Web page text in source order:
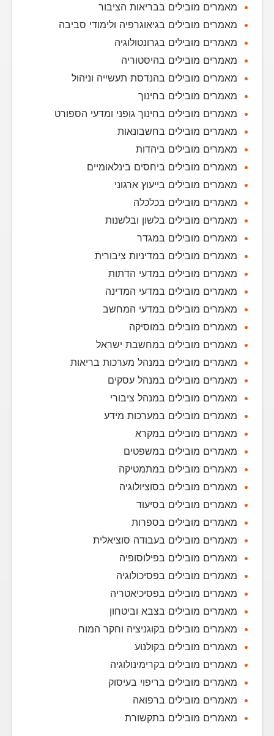
מאמרים מובילים בבריאות הציבור
מאמרים מובילים בגיאוגרפיה ולימודי סביבה
מאמרים מובילים בגרונטולוגיה
מאמרים מובילים בהיסטוריה
מאמרים מובילים בהנדסת תעשייה וניהול
מאמרים מובילים בחינוך
מאמרים מובילים בחינוך גופני ומדעי הספורט
מאמרים מובילים בחשבונאות
מאמרים מובילים ביהדות
מאמרים מובילים ביחסים בינלאומיים
מאמרים מובילים בייעוץ ארגוני
מאמרים מובילים בכלכלה
מאמרים מובילים בלשון ובלשנות
מאמרים מובילים במגדר
מאמרים מובילים במדיניות ציבורית
מאמרים מובילים במדעי הדתות
מאמרים מובילים במדעי המדינה
מאמרים מובילים במדעי המחשב
מאמרים מובילים במוסיקה
מאמרים מובילים במחשבת ישראל
מאמרים מובילים במנהל מערכות בריאות
מאמרים מובילים במנהל עסקים
מאמרים מובילים במנהל ציבורי
מאמרים מובילים במערכות מידע
מאמרים מובילים במקרא
מאמרים מובילים במשפטים
מאמרים מובילים במתמטיקה
מאמרים מובילים בסוציולוגיה
מאמרים מובילים בסיעוד
מאמרים מובילים בספרות
מאמרים מובילים בעבודה סוציאלית
מאמרים מובילים בפילוסופיה
מאמרים מובילים בפסיכולוגיה
מאמרים מובילים בפסיכיאטריה
מאמרים מובילים בצבא וביטחון
מאמרים מובילים בקוגניציה וחקר המוח
מאמרים מובילים בקולנוע
מאמרים מובילים בקרימינולוגיה
מאמרים מובילים בריפוי בעיסוק
מאמרים מובילים ברפואה
מאמרים מובילים בתקשורת